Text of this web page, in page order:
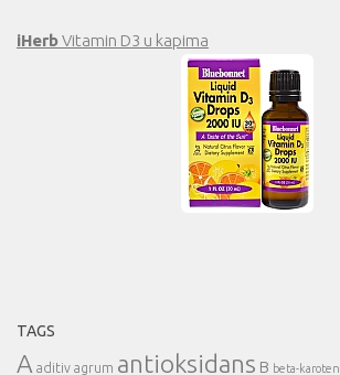
iHerbVitamin D3 u kapima
TAGS
A aditiv agrum antioksidans B beta-karoten